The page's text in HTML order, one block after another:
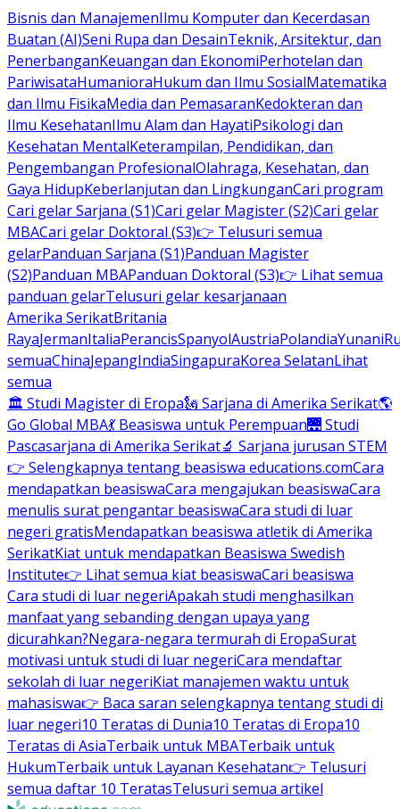
Bisnis dan ManajemenIlmu Komputer dan Kecerdasan
Buatan (AI)Seni Rupa dan DesainTeknik, Arsitektur, dan
PenerbanganKeuangan dan EkonomiPerhotelan dan
PariwisataHumanioraHukum dan Ilmu SosialMatematika
dan Ilmu FisikaMedia dan PemasaranKedokteran dan
Ilmu KesehatanIlmu Alam dan HayatiPsikologi dan
Kesehatan MentalKeterampilan, Pendidikan, dan
Pengembangan ProfesionalOlahraga, Kesehatan, dan
Gaya HidupKeberlanjutan dan LingkunganCari program
Cari gelar Sarjana (S1)Cari gelar Magister (S2)Cari gelar
MBACari gelar Doktoral (S3)👉 Telusuri semua
gelarPanduan Sarjana (S1)Panduan Magister
(S2)Panduan MBAPanduan Doktoral (S3)👉 Lihat semua
panduan gelarTelusuri gelar kesarjanaan
Amerika SerikatBritania
RayaJermanItaliaPerancisSpanyolAustriaPolandiaYunani
semuaChinaJepangIndiaSingapuraKorea SelatanLihat
semua
🏛 Studi Magister di Eropa🗽 Sarjana di Amerika Serikat🌎
Go Global MBA💃 Beasiswa untuk Perempuan🌉 Studi
Pascasarjana di Amerika Serikat🔬 Sarjana jurusan STEM
👉 Selengkapnya tentang beasiswa educations.comCara
mendapatkan beasiswaCara mengajukan beasiswaCara
menulis surat pengantar beasiswaCara studi di luar
negeri gratisMendapatkan beasiswa atletik di Amerika
SerikatKiat untuk mendapatkan Beasiswa Swedish
Institute👉 Lihat semua kiat beasiswaCari beasiswa
Cara studi di luar negeriApakah studi menghasilkan
manfaat yang sebanding dengan upaya yang
dicurahkan?Negara-negara termurah di EropaSurat
motivasi untuk studi di luar negeriCara mendaftar
sekolah di luar negeriKiat manajemen waktu untuk
mahasiswa👉 Baca saran selengkapnya tentang studi di
luar negeri10 Teratas di Dunia10 Teratas di Eropa10
Teratas di AsiaTerbaik untuk MBATerbaik untuk
HukumTerbaik untuk Layanan Kesehatan👉 Telusuri
semua daftar 10 TeratasTelusuri semua artikel